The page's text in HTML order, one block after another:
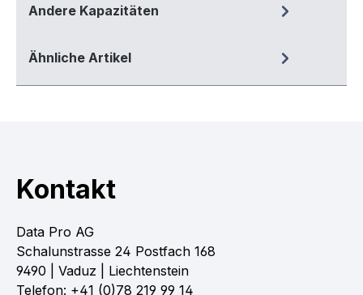
Andere Kapazitäten
Ähnliche Artikel
Kontakt
Data Pro AG
Schalunstrasse 24 Postfach 168
9490 | Vaduz | Liechtenstein
Telefon: +41 (0)78 219 99 14